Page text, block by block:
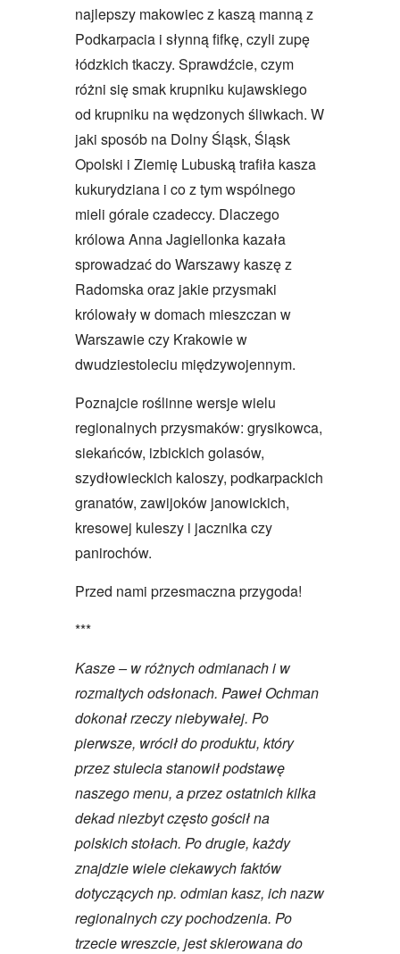
najlepszy makowiec z kaszą manną z
Podkarpacia i słynną fifkę, czyli zupę
łódzkich tkaczy. Sprawdźcie, czym
różni się smak krupniku kujawskiego
od krupniku na wędzonych śliwkach. W
jaki sposób na Dolny Śląsk, Śląsk
Opolski i Ziemię Lubuską trafiła kasza
kukurydziana i co z tym wspólnego
mieli górale czadeccy. Dlaczego
królowa Anna Jagiellonka kazała
sprowadzać do Warszawy kaszę z
Radomska oraz jakie przysmaki
królowały w domach mieszczan w
Warszawie czy Krakowie w
dwudziestoleciu międzywojennym.
Poznajcie roślinne wersje wielu
regionalnych przysmaków: grysikowca,
siekańców, izbickich golasów,
szydłowieckich kaloszy, podkarpackich
granatów, zawijoków janowickich,
kresowej kuleszy i jacznika czy
panirochów.
Przed nami przesmaczna przygoda!
***
Kasze – w różnych odmianach i w
rozmaitych odsłonach. Paweł Ochman
dokonał rzeczy niebywałej. Po
pierwsze, wrócił do produktu, który
przez stulecia stanowił podstawę
naszego menu, a przez ostatnich kilka
dekad niezbyt często gościł na
polskich stołach. Po drugie, każdy
znajdzie wiele ciekawych faktów
dotyczących np. odmian kasz, ich nazw
regionalnych czy pochodzenia. Po
trzecie wreszcie, jest skierowana do